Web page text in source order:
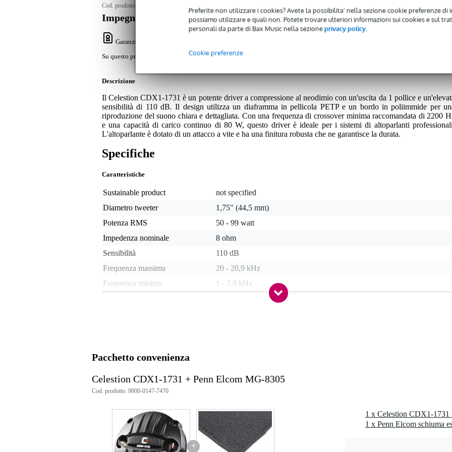
Preferite non utilizzare i cookies? Avete la possibilita' nella sezione cookie preferenze di
possiamo utilizzare e quali non. Potete trovare ulteriori informazioni sui cookies e sul
personali da parte di Bax Music nella sezioneprivacy policy.
Cookie preferenze
Cod. prodotto:
Impegno di servizio
Garanzia Bax Music
Su questo prodotto avrete una garanzia di 2 anni.
Descrizione
Il Celestion CDX1-1731 è un potente driver a compressione al neodimio con un'uscita da 1 pollice e
sensibilità di 110 dB. Il design utilizza un diaframma in pellicola PETP e un bordo in poliimmide per
riproduzione del suono chiara e dettagliata. Con una frequenza di crossover minima raccomandata di 2200
e una capacità di carico continuo di 80 W, questo driver è ideale per i sistemi di altoparlanti
L'altoparlante è dotato di un attacco a vite e ha una finitura robusta che ne garantisce la durata.
Specifiche
Caratteristiche
Sustainable product
not specified
Diametro tweeter
1,75" (44,5 mm)
Potenza RMS
50 - 99 watt
Impedenza nominale
8 ohm
Sensibilità
110 dB
Frequenza massima
20 - 20,9 kHz
Frequenza minima
1 - 3,9 kHz
Dimensioni
9,0 x 5,5 x 4,0 cm
potenza nominale continua: 80W
sensibilità: 110 dB
diametro della bobina mobile: 44mm / 1,75in
frequentiebereik: 1200-20,000Hz
Pacchetto convenienza
Celestion CDX1-1731 + Penn Elcom MG-8305
Cod. prodotto: 9000-0147-7470
+
1 x Penn Elcom schiuma